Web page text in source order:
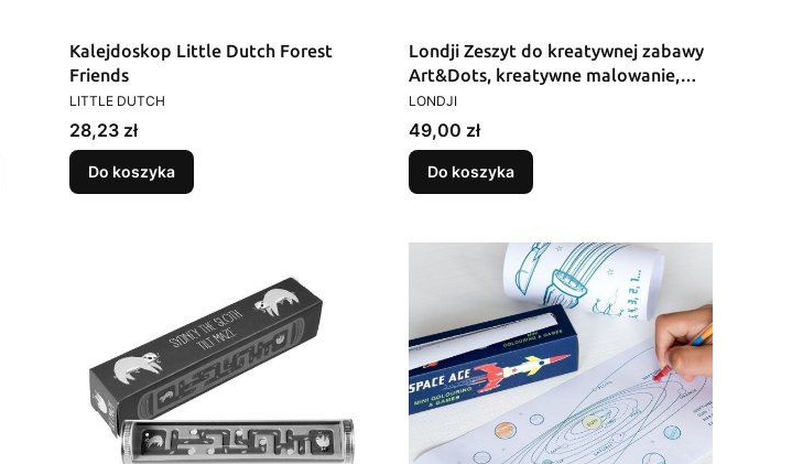
Kalejdoskop Little Dutch Forest
Friends
PRODUCENT
LITTLE DUTCH
Cena
28,23 zł
Do koszyka
Londji Zeszyt do kreatywnej zabawy
Art&Dots, kreatywne malowanie,
edukacja i zabawa
PRODUCENT
LONDJI
Cena
49,00 zł
Do koszyka